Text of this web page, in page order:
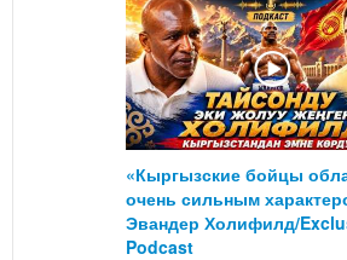
«Кыргызские бойцы
очень сильным
Эвандер Холифилд/
Podcast